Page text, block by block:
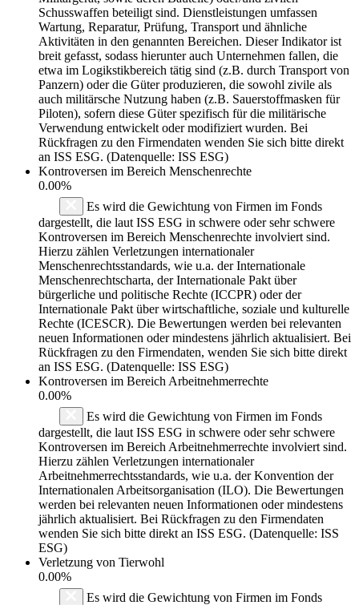
Schusswaffen beteiligt sind. Dienstleistungen umfassen
Wartung, Reparatur, Prüfung, Transport und ähnliche
Aktivitäten in den genannten Bereichen. Dieser Indikator ist
breit gefasst, sodass hierunter auch Unternehmen fallen, die
etwa im Logikstikbereich tätig sind (z.B. durch Transport von
Panzern) oder die Güter produzieren, die sowohl zivile als
auch militärsche Nutzung haben (z.B. Sauerstoffmasken für
Piloten), sofern diese Güter spezifisch für die militärische
Verwendung entwickelt oder modifiziert wurden. Bei
Rückfragen zu den Firmendaten wenden Sie sich bitte direkt
an ISS ESG. (Datenquelle: ISS ESG)
Kontroversen im Bereich Menschenrechte
0.00%
Es wird die Gewichtung von Firmen im Fonds
dargestellt, die laut ISS ESG in schwere oder sehr schwere
Kontroversen im Bereich Menschenrechte involviert sind.
Hierzu zählen Verletzungen internationaler
Menschenrechtsstandards, wie u.a. der Internationale
Menschenrechtscharta, der Internationale Pakt über
bürgerliche und politische Rechte (ICCPR) oder der
Internationale Pakt über wirtschaftliche, soziale und kulturelle
Rechte (ICESCR). Die Bewertungen werden bei relevanten
neuen Informationen oder mindestens jährlich aktualisiert. Bei
Rückfragen zu den Firmendaten, wenden Sie sich bitte direkt
an ISS ESG. (Datenquelle: ISS ESG)
Kontroversen im Bereich Arbeitnehmerrechte
0.00%
Es wird die Gewichtung von Firmen im Fonds
dargestellt, die laut ISS ESG in schwere oder sehr schwere
Kontroversen im Bereich Arbeitnehmerrechte involviert sind.
Hierzu zählen Verletzungen internationaler
Arbeitnehmerrechtsstandards, wie u.a. der Konvention der
Internationalen Arbeitsorganisation (ILO). Die Bewertungen
werden bei relevanten neuen Informationen oder mindestens
jährlich aktualisiert. Bei Rückfragen zu den Firmendaten
wenden Sie sich bitte direkt an ISS ESG. (Datenquelle: ISS
ESG)
Verletzung von Tierwohl
0.00%
Es wird die Gewichtung von Firmen im Fonds